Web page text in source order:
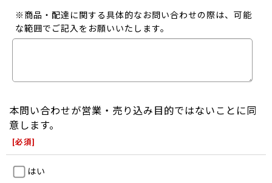
※商品・配達に関する具体的なお問い合わせの際は、可能
な範囲でご記入をお願いいたします。
本問い合わせが営業・売り込み目的ではないことに同
意します。
[必須]
はい